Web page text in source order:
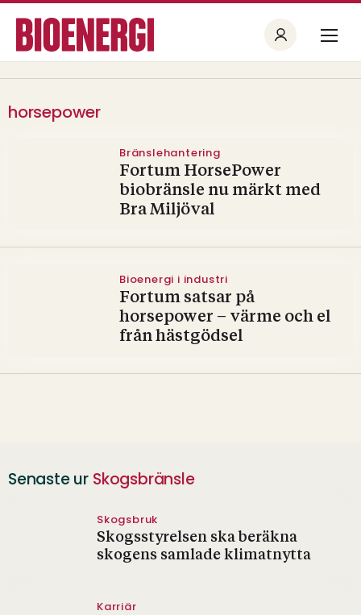
horsepower
Bränslehantering
Fortum HorsePower
biobränsle nu märkt med
Bra Miljöval
Bioenergi i industri
Fortum satsar på
horsepower – värme och el
från hästgödsel
Senaste ur Skogsbränsle
Skogsbruk
Skogsstyrelsen ska beräkna
skogens samlade klimatnytta
Karriär